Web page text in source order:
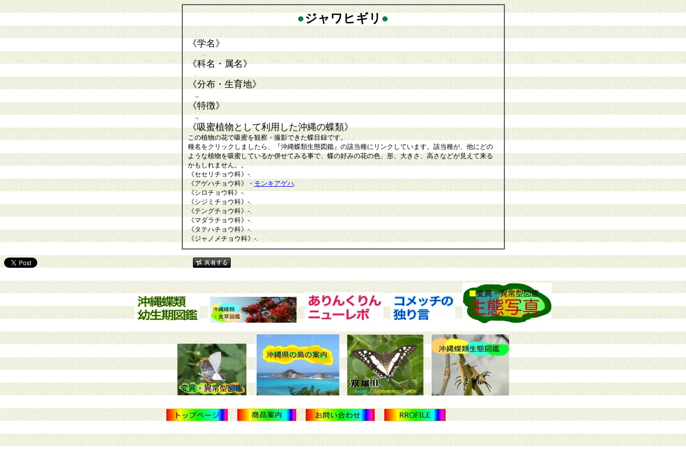
●ジャワヒギリ ●
《学名》
. .
《科名・属名》
.
《分布・生育地》
.。
《特徴》
.。
《吸蜜植物として利用した沖縄の蝶類》
この植物の花で吸蜜を観察・撮影できた蝶目録です。
種名をクリックしましたら、『沖縄蝶類生態図鑑』の該当種にリンクしています。該当種が、他にどの
ような植物を吸蜜しているか併せてみる事で、蝶の好みの花の色、形、大きさ、高さなどが見えて来る
かもしれません。。
《セセリチョウ科》 -.
《アゲハチョウ科》
・ モンキアゲハ.
《シロチョウ科》-.
《シジミチョウ科》 -.
《テングチョウ科》 -.
《マダラチョウ科》 -.
《タテハチョウ科》-.
《ジャノメチョウ科》 -.